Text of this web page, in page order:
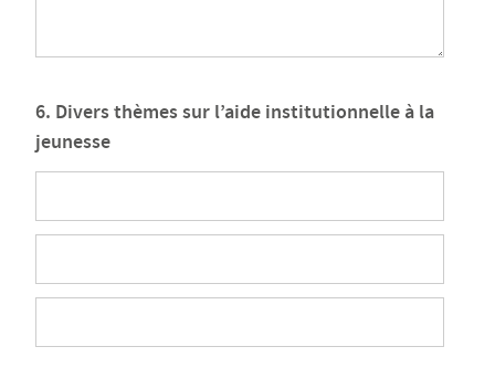
6. Divers thèmes sur l’aide institutionnelle à la
jeunesse